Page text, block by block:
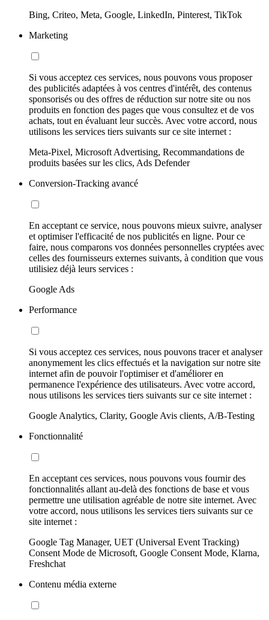
Bing, Criteo, Meta, Google, LinkedIn, Pinterest, TikTok
Marketing
Si vous acceptez ces services, nous pouvons vous proposer
des publicités adaptées à vos centres d'intérêt, des contenus
sponsorisés ou des offres de réduction sur notre site ou nos
produits en fonction des pages que vous consultez et de vos
achats, tout en évaluant leur succès. Avec votre accord, nous
utilisons les services tiers suivants sur ce site internet :
Meta-Pixel, Microsoft Advertising, Recommandations de
produits basées sur les clics, Ads Defender
Conversion-Tracking avancé
En acceptant ce service, nous pouvons mieux suivre, analyser
et optimiser l'efficacité de nos publicités en ligne. Pour ce
faire, nous comparons vos données personnelles cryptées avec
celles des fournisseurs externes suivants, à condition que vous
utilisiez déjà leurs services :
Google Ads
Performance
Si vous acceptez ces services, nous pouvons tracer et analyser
anonymement les clics effectués et la navigation sur notre site
internet afin de pouvoir l'optimiser et d'améliorer en
permanence l'expérience des utilisateurs. Avec votre accord,
nous utilisons les services tiers suivants sur ce site internet :
Google Analytics, Clarity, Google Avis clients, A/B-Testing
Fonctionnalité
En acceptant ces services, nous pouvons vous fournir des
fonctionnalités allant au-delà des fonctions de base et vous
permettre une utilisation agréable de notre site internet. Avec
votre accord, nous utilisons les services tiers suivants sur ce
site internet :
Google Tag Manager, UET (Universal Event Tracking)
Consent Mode de Microsoft, Google Consent Mode, Klarna,
Freshchat
Contenu média externe